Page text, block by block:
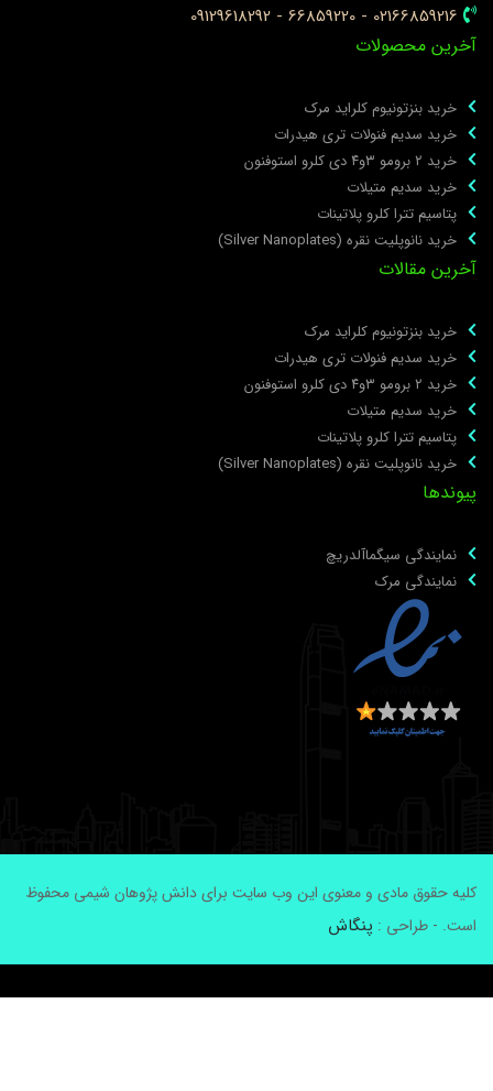
02166859216 - 66859220 - 09129618292
محصولات
خرید بنزتونیوم کلراید مرک
خرید سدیم فنولات تری هیدرات
خرید ۲ برومو ۳و۴ دی‌ کلرو استوفنون
خرید سدیم متیلات
پتاسیم تترا کلرو پلاتینات
خرید نانوپلیت نقره (Silver Nanoplates)
مقالات
خرید بنزتونیوم کلراید مرک
خرید سدیم فنولات تری هیدرات
خرید ۲ برومو ۳و۴ دی‌ کلرو استوفنون
خرید سدیم متیلات
پتاسیم تترا کلرو پلاتینات
خرید نانوپلیت نقره (Silver Nanoplates)
نمایندگی سیگماآلدریچ
نمایندگی مرک
حقوق مادی و معنوی این وب سایت برای دانش پژوهان شیمی محفوظ
- طراحی :پنگاش